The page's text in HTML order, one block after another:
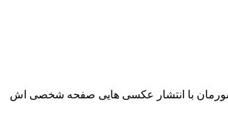
با انتشار عکسی هایی صفحه شخصی اش